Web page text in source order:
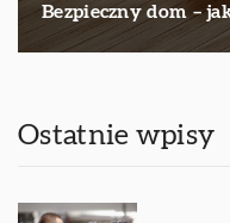
Bezpieczny dom –
Ostatnie wpisy